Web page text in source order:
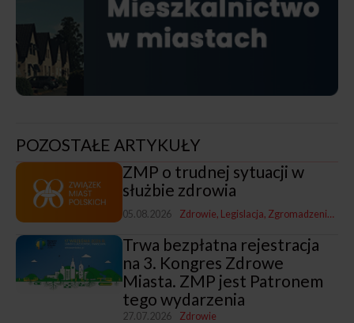
POZOSTAŁE ARTYKUŁY
ZMP o trudnej sytuacji w
służbie zdrowia
05.08.2026 Zdrowie Legislacja Zgromadzenia i Zarządy ZMP
Trwa bezpłatna rejestracja
na 3. Kongres Zdrowe
Miasta. ZMP jest Patronem
tego wydarzenia
27.07.2026 Zdrowie